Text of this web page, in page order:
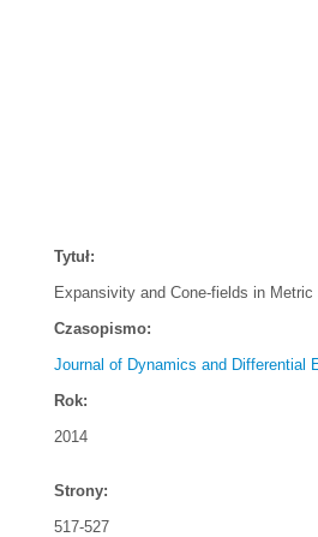
Tytuł:
Expansivity and Cone-fields in Metric
Czasopismo:
Journal of Dynamics and Differential
Rok:
2014
Strony:
517-527